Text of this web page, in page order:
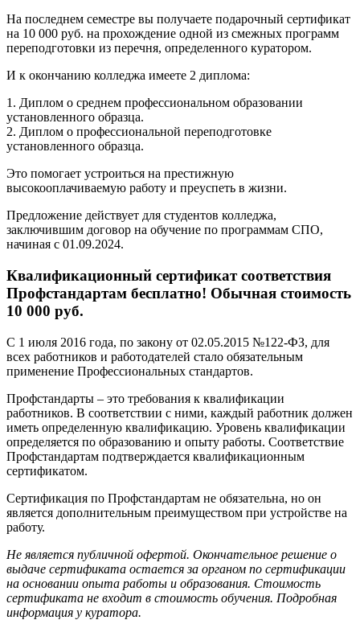
На последнем семестре вы получаете подарочный сертификат
на 10 000 руб. на прохождение одной из смежных программ
переподготовки из перечня, определенного куратором.
И к окончанию колледжа имеете 2 диплома:
1. Диплом о среднем профессиональном образовании
установленного образца.
2. Диплом о профессиональной переподготовке
установленного образца.
Это помогает устроиться на престижную
высокооплачиваемую работу и преуспеть в жизни.
Предложение действует для студентов колледжа,
заключившим договор на обучение по программам СПО,
начиная с 01.09.2024.
Квалификационный сертификат соответствия
Профстандартам бесплатно! Обычная стоимость
10 000 руб.
С 1 июля 2016 года, по закону от 02.05.2015 №122-ФЗ, для
всех работников и работодателей стало обязательным
применение Профессиональных стандартов.
Профстандарты – это требования к квалификации
работников. В соответствии с ними, каждый работник должен
иметь определенную квалификацию. Уровень квалификации
определяется по образованию и опыту работы. Соответствие
Профстандартам подтверждается квалификационным
сертификатом.
Сертификация по Профстандартам не обязательна, но он
является дополнительным преимуществом при устройстве на
работу.
Не является публичной офертой. Окончательное решение о
выдаче сертификата остается за органом по сертификации
на основании опыта работы и образования. Стоимость
сертификата не входит в стоимость обучения. Подробная
информация у куратора.